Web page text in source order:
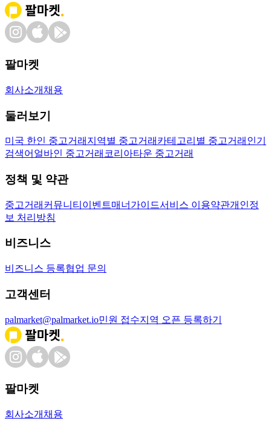
팔마켓
회사소개 채용
둘러보기
미국 한인 중고거래 지역별 중고거래 카테고리별 중고거래 인기
검색어 얼바인 중고거래 코리아타운 중고거래
정책 및 약관
중고거래 커뮤니티 이벤트매너가이드서비스 이용약관개인정
보 처리방침
비즈니스
비즈니스 등록협업 문의
고객센터
palmarket@palmarket.io민원 접수지역 오픈 등록하기
팔마켓
회사소개 채용